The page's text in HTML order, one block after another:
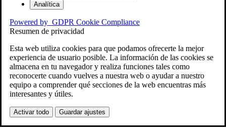
Analítica
Powered by GDPR Cookie Compliance
Resumen de privacidad
Esta web utiliza cookies para que podamos ofrecerte la mejor
experiencia de usuario posible. La información de las cookies se
almacena en tu navegador y realiza funciones tales como
reconocerte cuando vuelves a nuestra web o ayudar a nuestro
equipo a comprender qué secciones de la web encuentras más
interesantes y útiles.
Activar todo Guardar ajustes